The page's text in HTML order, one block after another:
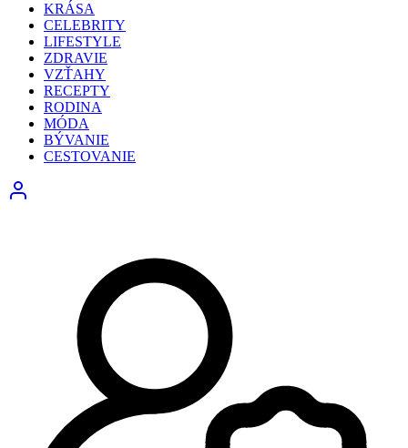
KRÁSA
CELEBRITY
LIFESTYLE
ZDRAVIE
VZŤAHY
RECEPTY
RODINA
MÓDA
BÝVANIE
CESTOVANIE